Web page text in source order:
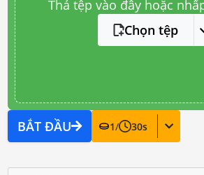
Thả tệp vào đây hoặc
Chọn tệp
BẮT ĐẦU 1/ 30s